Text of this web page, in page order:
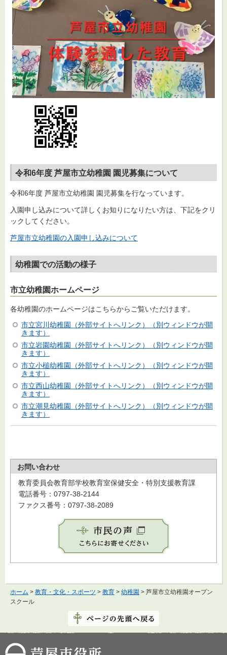
令和6年度 芦屋市立幼稚園 園児募集について
令和6年度 芦屋市立幼稚園 園児募集を行なっています。
入園申し込みについて詳しくお知りになりたい方は、下記をクリ
ックしてください。
芦屋市立幼稚園の入園申し込みについて
幼稚園での活動の様子
市立幼稚園ホームページ
各幼稚園のホームページはこちらからご覧いただけます。
市立宮川幼稚園（外部サイトへリンク）（別ウィンドウが開
きます）
市立岩園幼稚園（外部サイトへリンク）（別ウィンドウが開
きます）
市立小槌幼稚園（外部サイトへリンク）（別ウィンドウが開
きます）
市立西山幼稚園（外部サイトへリンク）（別ウィンドウが開
きます）
市立潮見幼稚園（外部サイトへリンク）（別ウィンドウが開
きます）
お問い合わせ
教育委員会教育部学校教育室保健安全・特別支援教育課
電話番号：0797-38-2144
ファクス番号：0797-38-2089
ホーム > 教育・文化・スポーツ > 教育 > 幼稚園 > 芦屋市立幼稚園オープン
スクール
芦屋市役所